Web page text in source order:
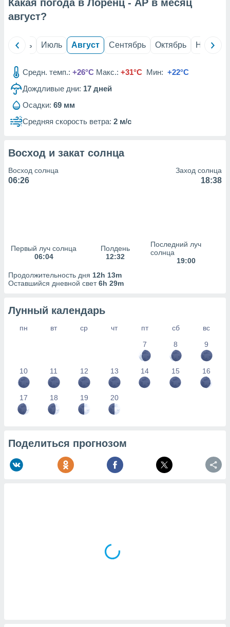
из
данных
1199
Какая погода в Лоренц - AP в месяц
август?
Июнь Июль Август Сентябрь Октябрь Ноябрь
Средн. темп.: +26°C Макс.: +31°C Мин: +22°C
Дождливые дни: 17 дней
Осадки: 69 мм
Средняя скорость ветра: 2 м/с
Восход и закат солнца
Восход солнца
06:26
Заход солнца
18:38
Первый луч солнца
06:04
Полдень
12:32
Последний луч
солнца
19:00
Продолжительность дня 12h 13m
Оставшийся дневной свет6h 29m
Лунный календарь
пн вт ср чт пт сб
вс
7
8 9
10 11 12 13 14 15 16
17 18 19 20
Поделиться прогнозом